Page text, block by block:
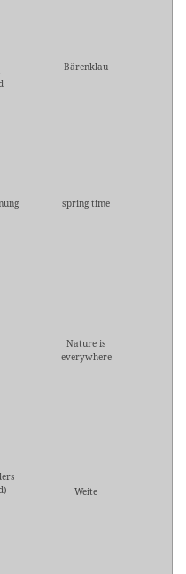
Bärenklau
spring time
Nature is
everywhere
Weite